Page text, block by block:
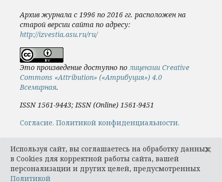
Архив журнала с 1996 по 2016 гг. расположен на
старой версии сайта по адресу:
http://izvestia.asu.ru/ru/
Это произведение доступно полицензии Creative
Commons «Attribution» («Атрибуция») 4.0
Всемирная.
ISSN 1561-9443; ISSN (Online) 1561-9451
Cогласие. Политикой конфиденциальности.
Используя сайт, вы соглашаетесь на обработку данных
в Cookies для корректной работы сайта, вашей
персонализации и других целей, предусмотренных
Политикой
×